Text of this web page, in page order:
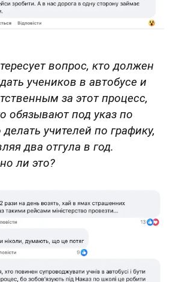
вопрос, кто должен
учеников в автобусе и
за этот процесс,
обязывают под указ по
учителей по графику,
два отгула в год.
ли это?